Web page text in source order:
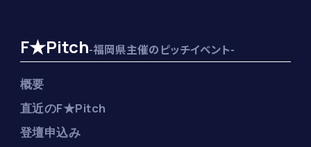
F★Pitch-福岡県主催のピッチイベント-
概要
直近のF★Pitch
登壇申込み